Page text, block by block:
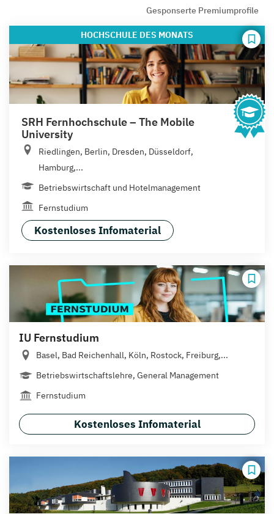
Gesponserte Premiumprofile
HOCHSCHULE DES MONATS
SRH Fernhochschule – The Mobile
University
Riedlingen, Berlin, Dresden, Düsseldorf,
Hamburg,...
Betriebswirtschaft und Hotelmanagement
Fernstudium
Kostenloses Infomaterial
IU Fernstudium
Basel, Bad Reichenhall, Köln, Rostock, Freiburg,...
Betriebswirtschaftslehre, General Management
Fernstudium
Kostenloses Infomaterial